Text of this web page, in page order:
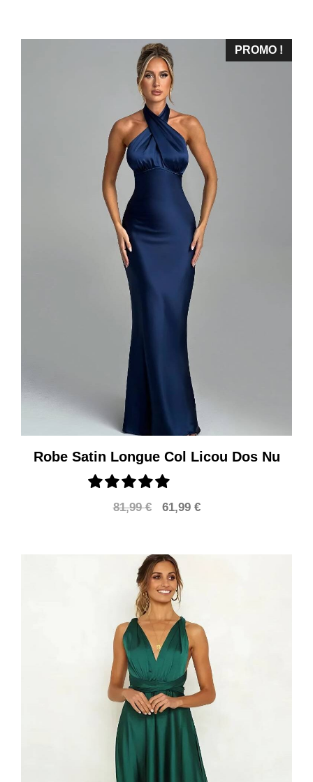
était :
76,99 €.
est :
58,99 €.
PROMO !
Robe Satin Longue Col Licou Dos Nu
81,99€
Le
était :
81,99 €.
61,99 €Le